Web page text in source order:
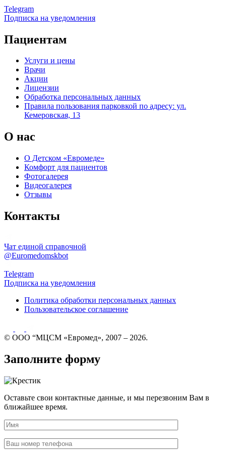
Telegram
Подписка на уведомления
Пациентам
Услуги и цены
Врачи
Акции
Лицензии
Обработка персональных данных
Правила пользования парковкой по адресу: ул.
Кемеровская, 13
О нас
О Детском «Евромеде»
Комфорт для пациентов
Фотогалерея
Видеогалерея
Отзывы
Контакты
Чат единой справочной
@Euromedomskbot
Telegram
Подписка на уведомления
Политика обработки персональных данных
Пользовательское соглашение
© ООО “МЦСМ «Евромед», 2007 – 2026.
Заполните форму
Оставьте свои контактные данные, и мы перезвоним Вам в
ближайшее время.